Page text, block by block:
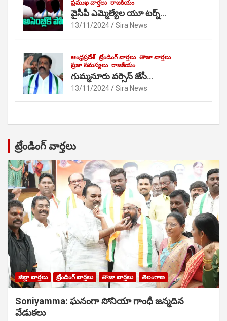
ప్రముఖ వార్తలు రాజకీయం
వైసీపీ ఎమ్మెల్యేల యూ టర్న్…
13/11/2024 Sira News
ఆంధ్రప్రదేశ్ ట్రేండింగ్ వార్తలు తాజా వార్తలు
ప్రజా సమస్యలు రాజకీయం
గుమ్మనూరు వర్సెస్ జేసీ…
13/11/2024 Sira News
ట్రేండింగ్ వార్తలు
జిల్లా వార్తలు ట్రేండింగ్ వార్తలు తాజా వార్తలు తెలంగాణ
Soniyamma: ఘ‌నంగా సోనియా గాంధీ జ‌న్మ‌దిన
వేడుక‌లు